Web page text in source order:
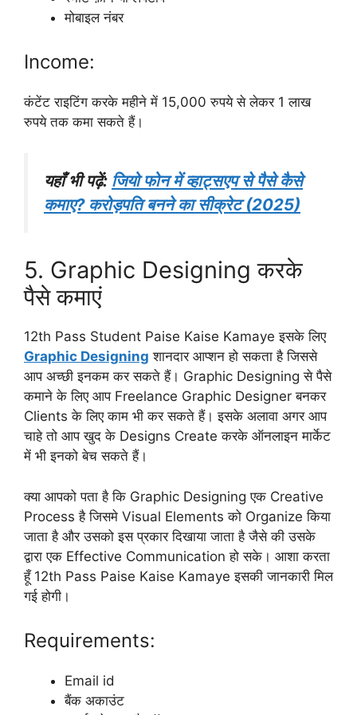
मोबाइल नंबर
Income:
कंटेंट राइटिंग करके महीने में 15,000 रुपये से लेकर 1 लाख
रुपये तक कमा सकते हैं।
यहाँ भी पढ़ें: जियो फोन में व्हाट्सएप से पैसे कैसे
कमाए? करोड़पति बनने का सीक्रेट (2025)
5. Graphic Designing करके
पैसे कमाएं
12th Pass Student Paise Kaise Kamaye इसके लिए
Graphic Designing शानदार आप्शन हो सकता है जिससे
आप अच्छी इनकम कर सकते हैं। Graphic Designing से पैसे
कमाने के लिए आप Freelance Graphic Designer बनकर
Clients के लिए काम भी कर सकते हैं। इसके अलावा अगर आप
चाहे तो आप खुद के Designs Create करके ऑनलाइन मार्केट
में भी इनको बेच सकते हैं।
क्या आपको पता है कि Graphic Designing एक Creative
Process है जिसमे Visual Elements को Organize किया
जाता है और उसको इस प्रकार दिखाया जाता है जैसे की उसके
द्वारा एक Effective Communication हो सके। आशा करता
हूँ 12th Pass Paise Kaise Kamaye इसकी जानकारी मिल
गई होगी।
Requirements:
Email id
बैंक अकाउंट